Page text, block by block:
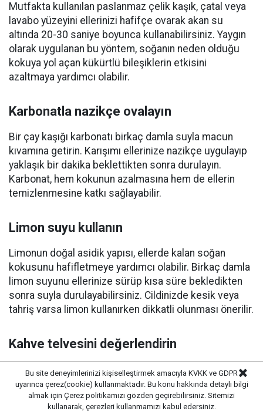
Mutfakta kullanılan paslanmaz çelik kaşık, çatal veya
lavabo yüzeyini ellerinizi hafifçe ovarak akan su
altında 20-30 saniye boyunca kullanabilirsiniz. Yaygın
olarak uygulanan bu yöntem, soğanın neden olduğu
kokuya yol açan kükürtlü bileşiklerin etkisini
azaltmaya yardımcı olabilir.
Karbonatla nazikçe ovalayın
Bir çay kaşığı karbonatı birkaç damla suyla macun
kıvamına getirin. Karışımı ellerinize nazikçe uygulayıp
yaklaşık bir dakika beklettikten sonra durulayın.
Karbonat, hem kokunun azalmasına hem de ellerin
temizlenmesine katkı sağlayabilir.
Limon suyu kullanın
Limonun doğal asidik yapısı, ellerde kalan soğan
kokusunu hafifletmeye yardımcı olabilir. Birkaç damla
limon suyunu ellerinize sürüp kısa süre bekledikten
sonra suyla durulayabilirsiniz. Cildinizde kesik veya
tahriş varsa limon kullanırken dikkatli olunması önerilir.
Kahve telvesini değerlendirin
Kullanılmış kahve telvesini ellerinize nazikçe masaj
yaparak uygulayın. Hem doğal bir peeling etkisi
oluşturur hem de yoğun kokuların azalmasına
yardımcı olabilir. Ardından ellerinizi sabun ve suyla
Bu site deneyimlerinizi kişiselleştirmek amacıyla KVKK ve GDPR
uyarınca çerez(cookie) kullanmaktadır. Bu konu hakkında detaylı bilgi
almak için Çerez politikamızı gözden geçirebilirsiniz. Sitemizi
kullanarak, çerezleri kullanmamızı kabul edersiniz.